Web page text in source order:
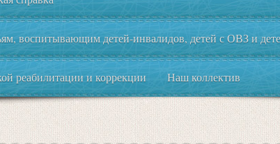
воспитывающим детей-инвалидов, детей с ОВЗ и
реабилитации и коррекции Наш коллектив